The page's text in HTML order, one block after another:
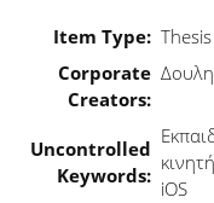
Item Type:
Corporate
Creators:
Uncontrolled
Keywords:
iOS